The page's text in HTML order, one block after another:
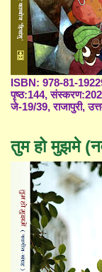
ISBN: 978-81-
पृष्ठ:144,
जे-19/39, राजापुरी,
तुम हो मुझमे